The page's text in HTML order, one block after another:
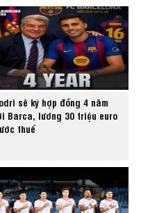
sẽ ký hợp đồng 4 năm
Barca, lương 30 triệu euro
thuế